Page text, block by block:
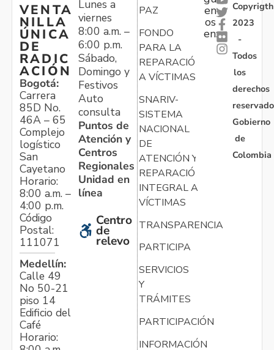
VENTA
NILLA
ÚNICA
DE
RADIC
ACIÓN
Bogotá:
Carrera
85D No.
46A – 65
Complejo
logístico
San
Cayetano
Horario:
8:00 a.m. –
4:00 p.m.
Código
Postal:
111071
Medellín:
Calle 49
No 50-21
piso 14
Edificio del
Café
Horario:
Lunes a
viernes
8:00 a.m. –
6:00 p.m.
Sábado,
Domingo y
Festivos
Auto
consulta
Puntos de
Atención y
Centros
Regionales
Unidad en
línea
Centro
de
relevo
PAZ
FONDO
PARA LA
REPARACIÓN
A VÍCTIMAS
SNARIV-
SISTEMA
NACIONAL
DE
ATENCIÓN Y
REPARACIÓN
INTEGRAL A
VÍCTIMAS
TRANSPARENCIA
PARTICIPA
SERVICIOS
Y
TRÁMITES
PARTICIPACIÓN
INFORMACIÓN
en
os
en:
Copyrigth
2023
-
Todos
los
derechos
Gobierno
de
Colombia